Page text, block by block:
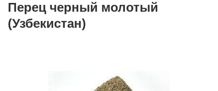
Перец черный молотый
(Узбекистан)